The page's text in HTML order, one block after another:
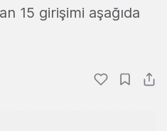
15 girişimi aşağıda